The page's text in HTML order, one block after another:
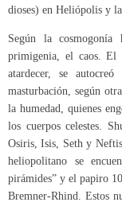
dioses) en Heliópolis y
Según la
primigenia, el caos.
atardecer, se
masturbación, según
la humedad, quienes
los cuerpos celestes.
Osiris, Isis, Seth y
heliopolitano se
pirámides” y el papiro
Bremner-Rhind. Estos